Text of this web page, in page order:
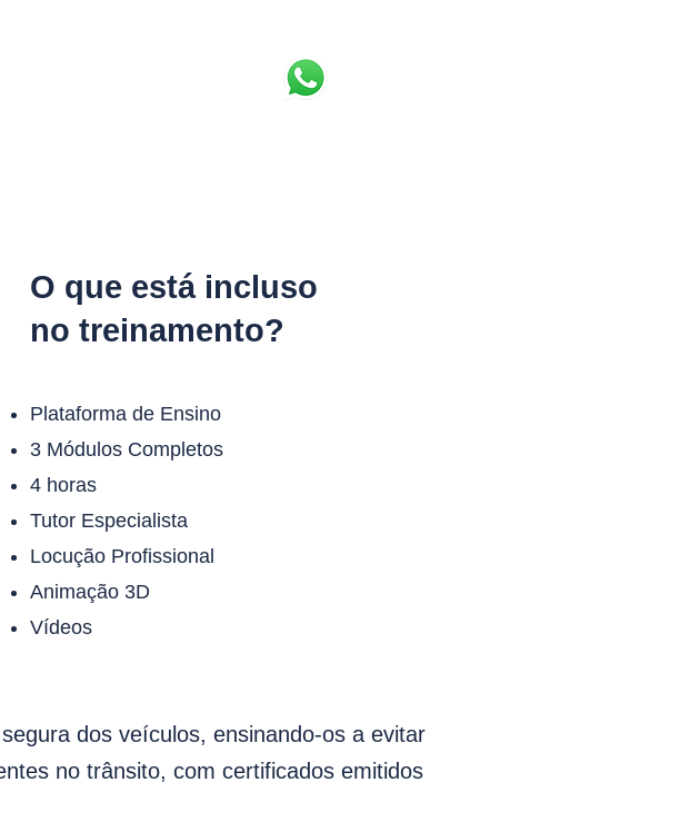
O que está incluso
no treinamento?
Plataforma de Ensino
3 Módulos Completos
4 horas
Tutor Especialista
Locução Profissional
Animação 3D
Vídeos
dos veículos, ensinando-os a evitar
no trânsito, com certificados emitidos